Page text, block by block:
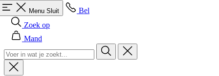
Menu Sluit
Bel
Zoek op
Mand